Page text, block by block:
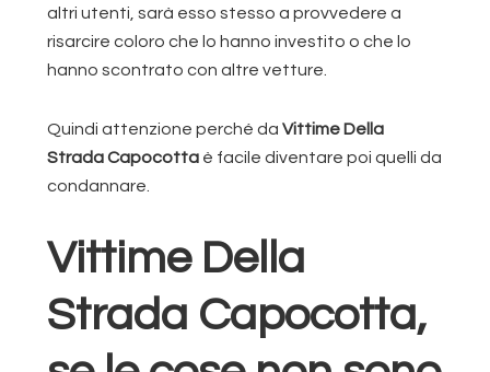
altri utenti, sarà esso stesso a provvedere a
risarcire coloro che lo hanno investito o che lo
hanno scontrato con altre vetture.
Quindi attenzione perché daVittime Della
Strada Capocotta è facile diventare poi quelli da
condannare.
Vittime Della
Strada Capocotta,